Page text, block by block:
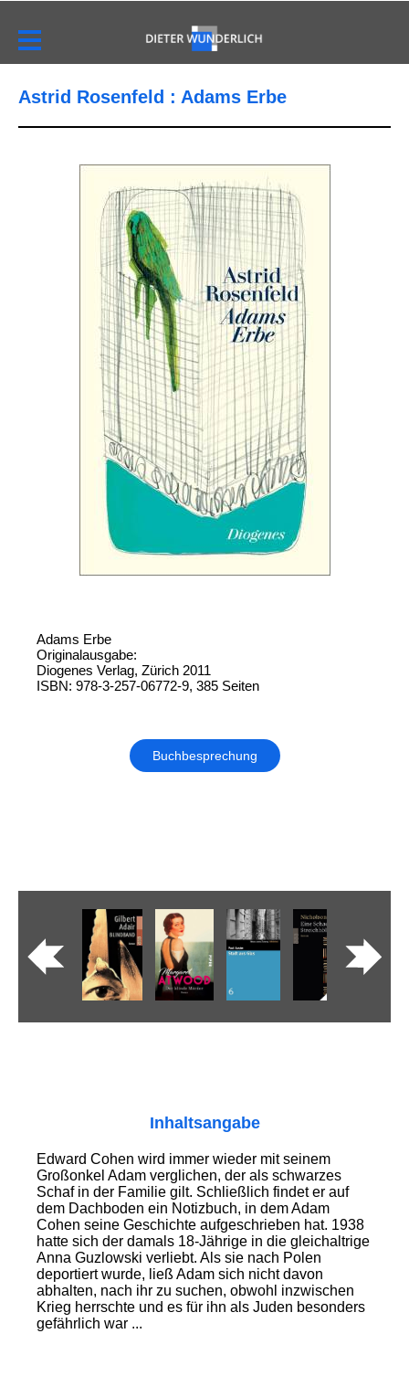
Astrid Rosenfeld : Adams Erbe
Adams Erbe
Originalausgabe:
Diogenes Verlag, Zürich 2011
ISBN: 978-3-257-06772-9, 385 Seiten
Buchbesprechung
Inhaltsangabe
Edward Cohen wird immer wieder mit seinem
Großonkel Adam verglichen, der als schwarzes
Schaf in der Familie gilt. Schließlich findet er auf
dem Dachboden ein Notizbuch, in dem Adam
Cohen seine Geschichte aufgeschrieben hat. 1938
hatte sich der damals 18-Jährige in die gleichaltrige
Anna Guzlowski verliebt. Als sie nach Polen
deportiert wurde, ließ Adam sich nicht davon
abhalten, nach ihr zu suchen, obwohl inzwischen
Krieg herrschte und es für ihn als Juden besonders
gefährlich war ...